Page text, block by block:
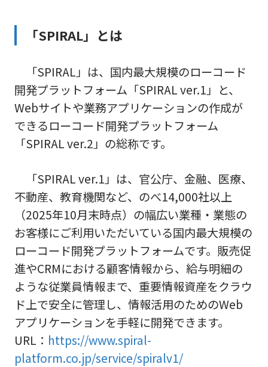
「SPIRAL」とは
「SPIRAL」は、国内最大規模のローコード
開発プラットフォーム「SPIRAL ver.1」と、
Webサイトや業務アプリケーションの作成が
できるローコード開発プラットフォーム
「SPIRAL ver.2」の総称です。
「SPIRAL ver.1」は、官公庁、金融、医療、
不動産、教育機関など、のべ14,000社以上
（2025年10月末時点）の幅広い業種・業態の
お客様にご利用いただいている国内最大規模の
ローコード開発プラットフォームです。販売促
進やCRMにおける顧客情報から、給与明細の
ような従業員情報まで、重要情報資産をクラウ
ド上で安全に管理し、情報活用のためのWeb
アプリケーションを手軽に開発できます。
URL： https://www.spiral-
platform.co.jp/service/spiralv1/